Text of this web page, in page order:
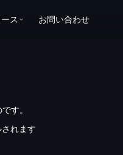
ス お問い合わせ
す。
れます